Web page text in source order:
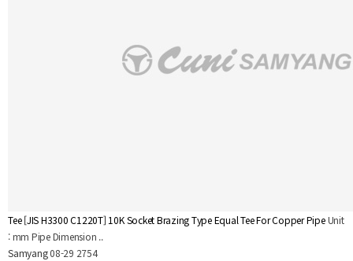
Tee [JIS H3300 C1220T] 10K Socket Brazing Type Equal Tee For Copper PipeUnit
: mm Pipe Dimension ..
Samyang08-29 2754